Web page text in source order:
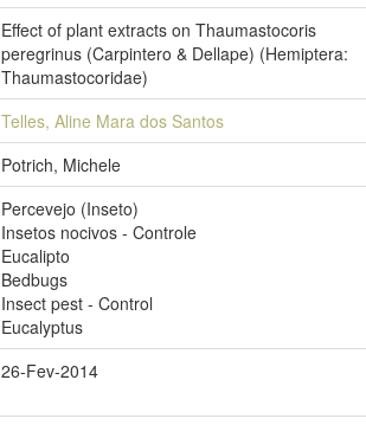
Effect of plant extracts on Thaumastocoris
peregrinus (Carpintero & Dellape) (Hemiptera:
Thaumastocoridae)
Telles, Aline Mara dos Santos
Potrich, Michele
Percevejo (Inseto)
Insetos nocivos - Controle
Eucalipto
Bedbugs
Insect pest - Control
Eucalyptus
26-Fev-2014